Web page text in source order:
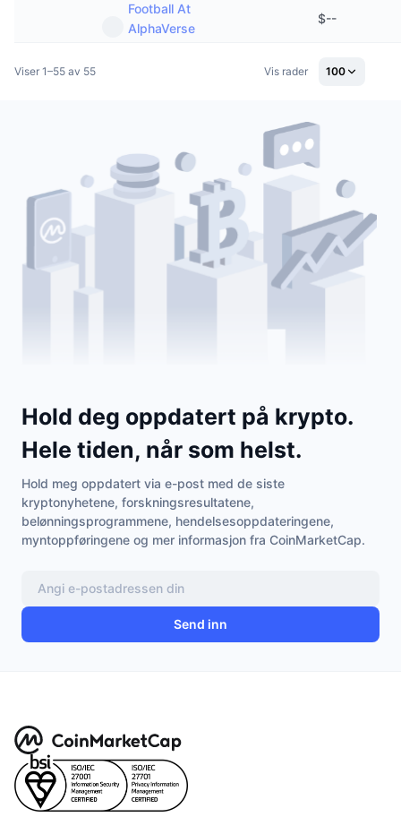
Football At
AlphaVerse
$--
Viser 1–55 av 55 Vis rader 100
Hold deg oppdatert på krypto.
Hele tiden, når som helst.
Hold meg oppdatert via e-post med de siste
kryptonyhetene, forskningsresultatene,
belønningsprogrammene, hendelsesoppdateringene,
myntoppføringene og mer informasjon fra CoinMarketCap.
Send inn